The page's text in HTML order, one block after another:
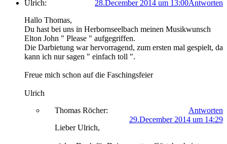
Ulrich: Antworten
28.December 2014 um 13:00
Hallo Thomas,
Du hast bei uns in Herbornseelbach meinen Musikwunsch
Elton John " Please " aufgegriffen.
Die Darbietung war hervorragend, zum ersten mal gespielt, da
kann ich nur sagen " einfach toll ".
Freue mich schon auf die Faschingsfeier
Ulrich
Thomas Röcher:
Antworten
29.December 2014 um 14:29
Lieber Ulrich,